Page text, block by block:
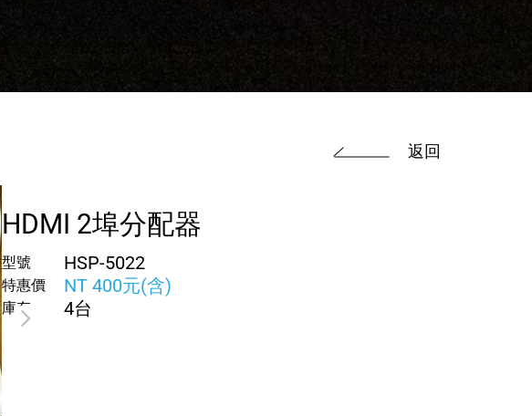
返回
HDMI 2埠分配器
型號 HSP-5022
特惠價 NT 400元(含)
庫存 4台